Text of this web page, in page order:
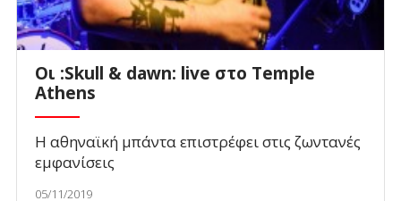
Οι :Skull & dawn: live στο Temple
Athens
Η αθηναϊκή μπάντα επιστρέφει στις ζωντανές
εμφανίσεις
05/11/2019